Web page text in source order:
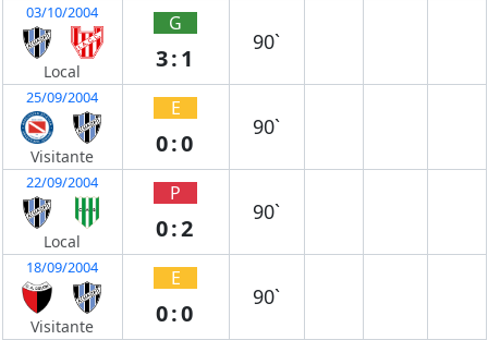
03/10/2004
Local
G
3:1
90`
25/09/2004
Visitante
E
0:0
90`
22/09/2004
Local
P
0:2
90`
18/09/2004
Visitante
E
0:0
90`